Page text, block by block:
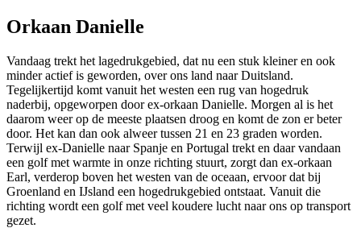
Orkaan Danielle
Vandaag trekt het lagedrukgebied, dat nu een stuk kleiner en ook
minder actief is geworden, over ons land naar Duitsland.
Tegelijkertijd komt vanuit het westen een rug van hogedruk
naderbij, opgeworpen door ex-orkaan Danielle. Morgen al is het
daarom weer op de meeste plaatsen droog en komt de zon er beter
door. Het kan dan ook alweer tussen 21 en 23 graden worden.
Terwijl ex-Danielle naar Spanje en Portugal trekt en daar vandaan
een golf met warmte in onze richting stuurt, zorgt dan ex-orkaan
Earl, verderop boven het westen van de oceaan, ervoor dat bij
Groenland en IJsland een hogedrukgebied ontstaat. Vanuit die
richting wordt een golf met veel koudere lucht naar ons op transport
gezet.